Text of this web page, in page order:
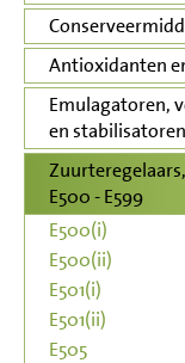
Antioxidanten
Emulagatoren,
en
E500 - E599
E500(i)
E500(ii)
E501(i)
E501(ii)
E505